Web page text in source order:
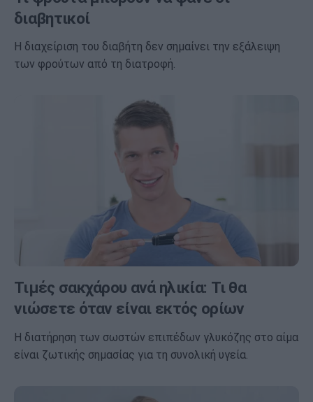
διαβητικοί
Η διαχείριση του διαβήτη δεν σημαίνει την εξάλειψη
των φρούτων από τη διατροφή.
Τιμές σακχάρου ανά ηλικία: Τι θα
νιώσετε όταν είναι εκτός ορίων
Η διατήρηση των σωστών επιπέδων γλυκόζης στο αίμα
είναι ζωτικής σημασίας για τη συνολική υγεία.